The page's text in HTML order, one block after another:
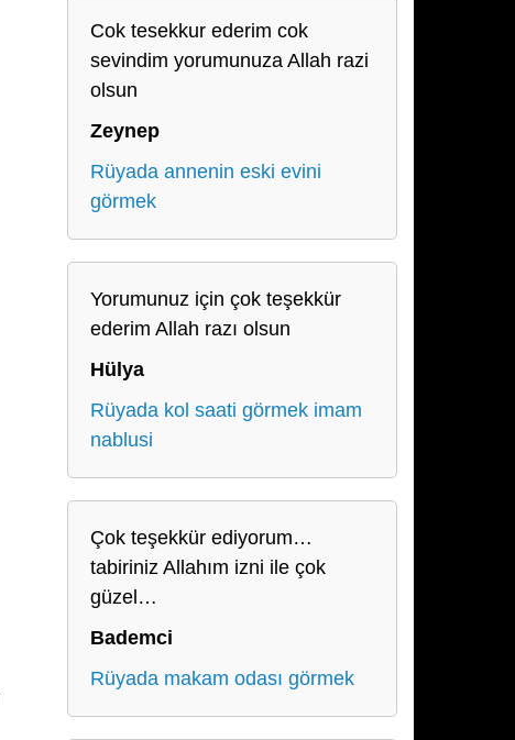
Cok tesekkur ederim cok
sevindim yorumunuza Allah razi
olsun
Zeynep
Rüyada annenin eski evini
görmek
Yorumunuz için çok teşekkür
ederim Allah razı olsun
Hülya
Rüyada kol saati görmek imam
nablusi
Çok teşekkür ediyorum…
tabiriniz Allahım izni ile çok
güzel…
Bademci
Rüyada makam odası görmek